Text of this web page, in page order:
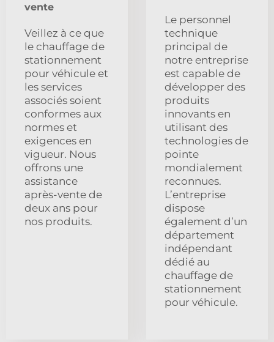
vente
Veillez à ce que
le chauffage de
stationnement
pour véhicule et
les services
associés soient
conformes aux
normes et
exigences en
vigueur. Nous
offrons une
assistance
après-vente de
deux ans pour
nos produits.
Le personnel
technique
principal de
notre entreprise
est capable de
développer des
produits
innovants en
utilisant des
technologies de
pointe
mondialement
reconnues.
L’entreprise
dispose
également d’un
département
indépendant
dédié au
chauffage de
stationnement
pour véhicule.